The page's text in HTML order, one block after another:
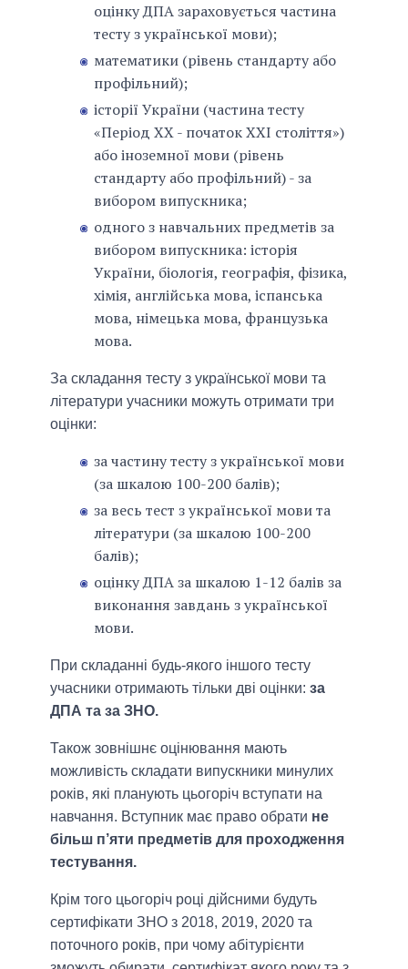
оцінку ДПА зараховується частина
тесту з української мови);
математики (рівень стандарту або
профільний);
історії України (частина тесту
«Період XX - початок XXI століття»)
або іноземної мови (рівень
стандарту або профільний) - за
вибором випускника;
одного з навчальних предметів за
вибором випускника: історія
України, біологія, географія, фізика,
хімія, англійська мова, іспанська
мова, німецька мова, французька
мова.
За складання тесту з української мови та
літератури учасники можуть отримати три
оцінки:
за частину тесту з української мови
(за шкалою 100-200 балів);
за весь тест з української мови та
літератури (за шкалою 100-200
балів);
оцінку ДПА за шкалою 1-12 балів за
виконання завдань з української
мови.
При складанні будь-якого іншого тесту
учасники отримають тільки дві оцінки: за
ДПА та за ЗНО.
Також зовнішнє оцінювання мають
можливість складати випускники минулих
років, які планують цьогоріч вступати на
навчання. Вступник має право обрати не
більш п’яти предметів для проходження
тестування.
Крім того цьогоріч році дійсними будуть
сертифікати ЗНО з 2018, 2019, 2020 та
поточного років, при чому абітурієнти